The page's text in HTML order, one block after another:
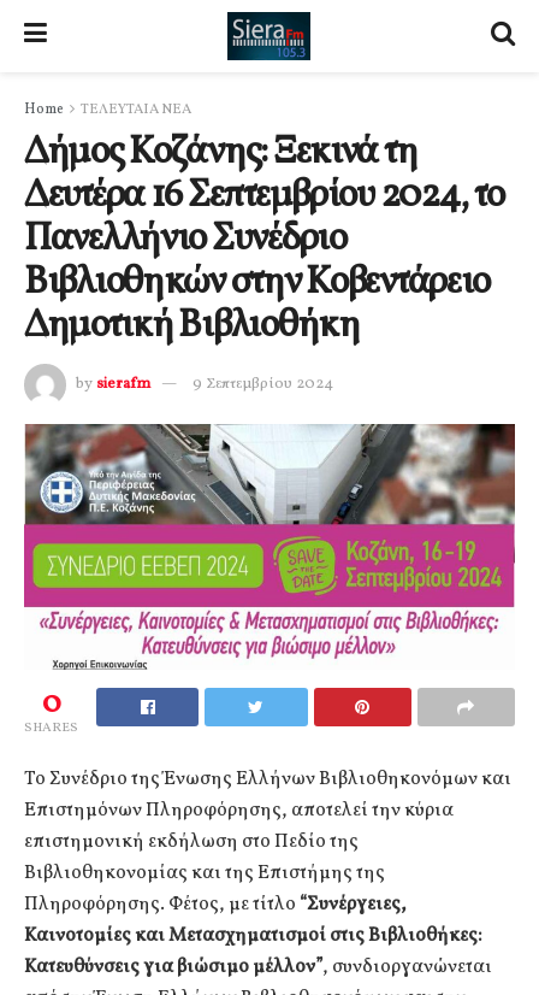
Home ΤΕΛΕΥΤΑΙΑ ΝΕΑ
Δήμος Κοζάνης: Ξεκινά τη
Δευτέρα 16 Σεπτεμβρίου 2024, το
Πανελλήνιο Συνέδριο
Βιβλιοθηκών στην Κοβεντάρειο
Δημοτική Βιβλιοθήκη
by sierafm 9 Σεπτεμβρίου 2024
0
SHARES
Το Συνέδριο της Ένωσης Ελλήνων Βιβλιοθηκονόμων και
Επιστημόνων Πληροφόρησης, αποτελεί την κύρια
επιστημονική εκδήλωση στο Πεδίο της
Βιβλιοθηκονομίας και της Επιστήμης της
Πληροφόρησης. Φέτος, με τίτλο “Συνέργειες,
Καινοτομίες και Μετασχηματισμοί στις Βιβλιοθήκες:
Κατευθύνσεις για βιώσιμο μέλλον”, συνδιοργανώνεται